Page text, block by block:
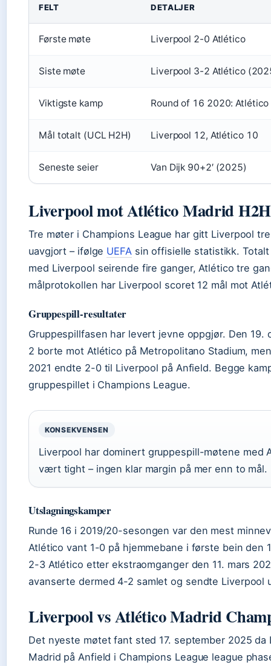
FELT DETALJER
Første møte Liverpool 2-0 Atlético
Siste møte Liverpool 3-2 Atlético
Viktigste kamp Round of 16 2020:
Mål totalt (UCL H2H) Liverpool 12, Atlético 10
Seneste seier Van Dijk 90+2′ (2025)
Liverpool mot Atlético Madrid H2H
Tre møter i Champions League har gitt Liverpool
uavgjort – ifølge UEFAsin offisielle statistikk. Totalt
med Liverpool seirende fire ganger, Atlético tre
målprotokollen har Liverpool scoret 12 mål mot
Gruppespill-resultater
Gruppespillfasen har levert jevne oppgjør. Den
2 borte mot Atlético på Metropolitano Stadium,
2021 endte 2-0 til Liverpool på Anfield. Begge
gruppespillet i Champions League.
KONSEKVENSEN
Liverpool har dominert gruppespill-møtene med
vært tight – ingen klar margin på mer enn to mål.
Utslagningskamper
Runde 16 i 2019/20-sesongen var den mest
Atlético vant 1-0 på hjemmebane i første bein den
2-3 Atlético etter ekstraomganger den 11. mars
avanserte dermed 4-2 samlet og sendte Liverpool
Liverpool vs Atlético Madrid
Det nyeste møtet fant sted 17. september 2025
Madrid på Anfield i Champions League league